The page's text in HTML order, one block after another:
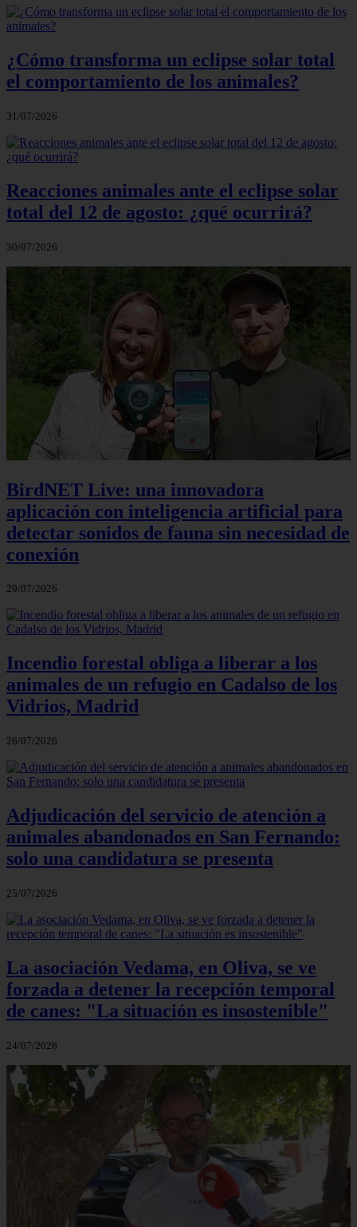
¿Cómo transforma un eclipse solar total
el comportamiento de los animales?
31/07/2026
Reacciones animales ante el eclipse solar
total del 12 de agosto: ¿qué ocurrirá?
30/07/2026
BirdNET Live: una innovadora
aplicación con inteligencia artificial para
detectar sonidos de fauna sin necesidad de
conexión
29/07/2026
Incendio forestal obliga a liberar a los
animales de un refugio en Cadalso de los
Vidrios, Madrid
26/07/2026
Adjudicación del servicio de atención a
animales abandonados en San Fernando:
solo una candidatura se presenta
25/07/2026
La asociación Vedama, en Oliva, se ve
forzada a detener la recepción temporal
de canes: "La situación es insostenible"
24/07/2026